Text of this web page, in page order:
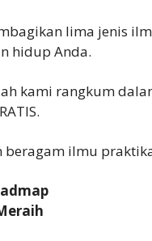
lima jenis
hidup Anda.
kami rangkum
beragam ilmu